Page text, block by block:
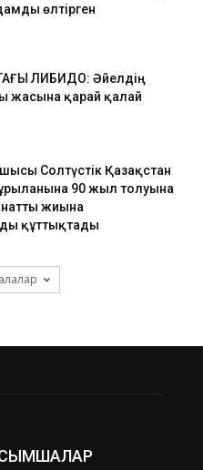
өлтірген
ЛИБИДО: Әйелдің
жасына қарай қалай
Солтүстік Қазақстан
90 жыл толуына
жиынға
құттықтады